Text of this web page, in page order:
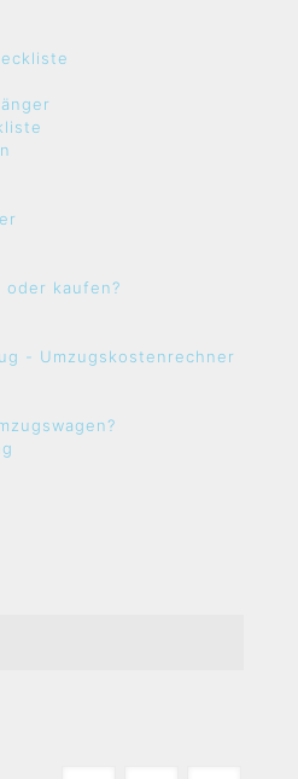
oder kaufen?
- Umzugskostenrechner